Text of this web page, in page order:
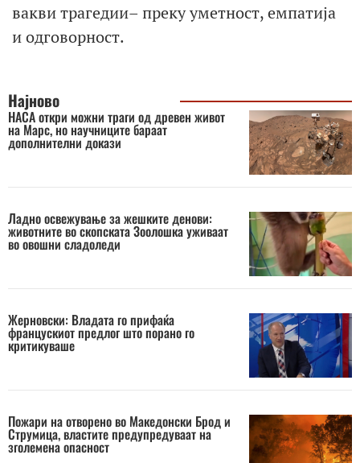
вакви трагедии– преку уметност, емпатија
и одговорност.
Најново
НАСА откри можни траги од древен живот
на Марс, но научниците бараат
дополнителни докази
Ладно освежување за жешките денови:
животните во скопската Зоолошка уживаат
во овошни сладоледи
Жерновски: Владата го прифаќа
францускиот предлог што порано го
критикуваше
Пожари на отворено во Македонски Брод и
Струмица, властите предупредуваат на
зголемена опасност